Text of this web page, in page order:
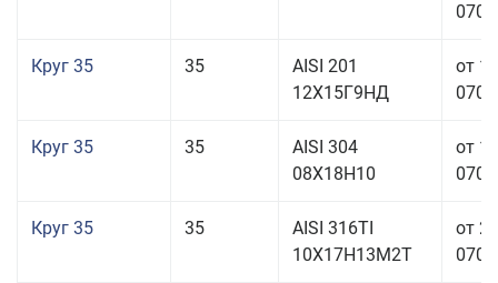
Круг 35 35
AISI 201
12Х15Г9НД
от
Круг 35 35
AISI 304
08Х18Н10
от
Круг 35 35
AISI 316TI
10Х17Н13М2Т
от